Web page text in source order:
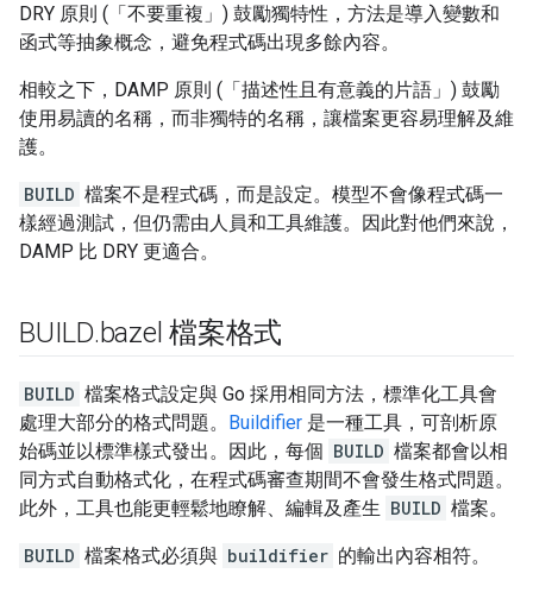
DRY 原則 (「不要重複」) 鼓勵獨特性，方法是導入變數和
函式等抽象概念，避免程式碼出現多餘內容。
相較之下，DAMP 原則 (「描述性且有意義的片語」) 鼓勵
使用易讀的名稱，而非獨特的名稱，讓檔案更容易理解及維
護。
BUILD 檔案不是程式碼，而是設定。模型不會像程式碼一
樣經過測試，但仍需由人員和工具維護。因此對他們來說，
DAMP 比 DRY 更適合。
BUILD.bazel 檔案格式
BUILD 檔案格式設定與 Go 採用相同方法，標準化工具會
處理大部分的格式問題。 Buildifier 是一種工具，可剖析原
始碼並以標準樣式發出。因此，每個 BUILD 檔案都會以相
同方式自動格式化，在程式碼審查期間不會發生格式問題。
此外，工具也能更輕鬆地瞭解、編輯及產生 BUILD 檔案。
BUILD 檔案格式必須與 buildifier 的輸出內容相符。